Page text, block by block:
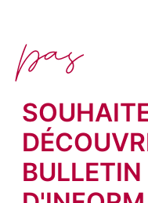
BULLETIN
pas